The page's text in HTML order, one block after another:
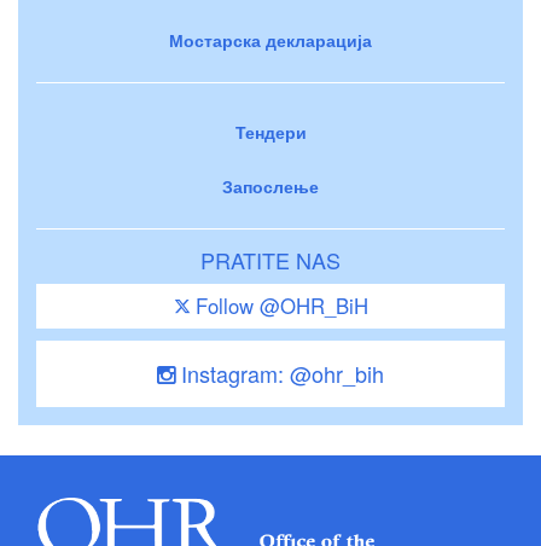
Мостарска декларација
Тендери
Запослење
PRATITE NAS
Follow @OHR_BiH
Instagram: @ohr_bih